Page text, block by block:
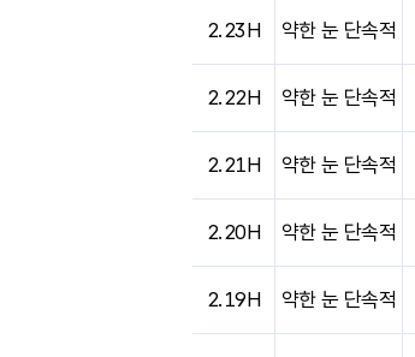
2.23H 약한 눈 단속적
2.22H 약한 눈 단속적
2.21H 약한 눈 단속적
2.20H 약한 눈 단속적
2.19H 약한 눈 단속적